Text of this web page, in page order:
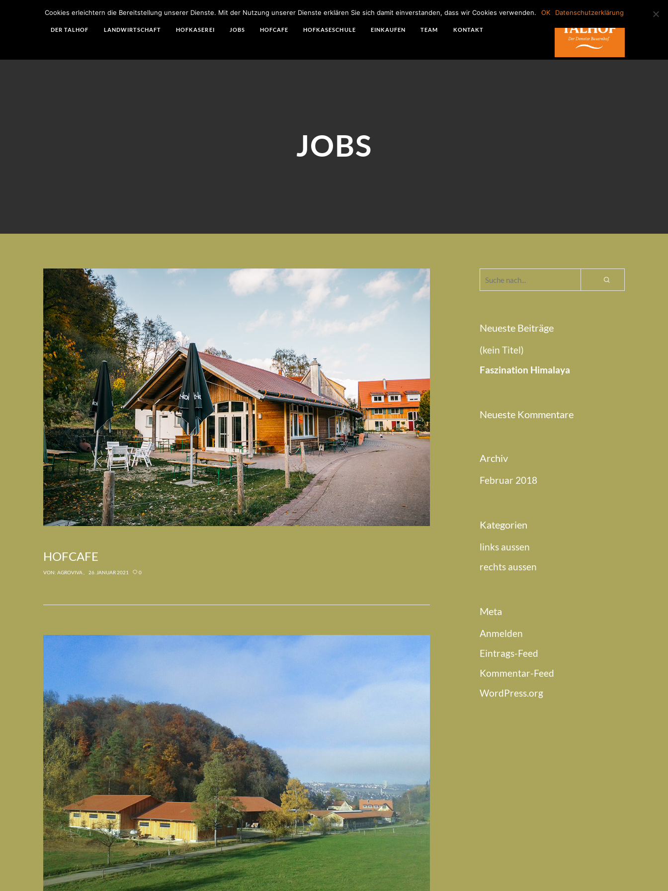
DER TALHOF LANDWIRTSCHAFT HOFKÄSEREI JOBS HOFCAFÉ HOFKÄSESCHULE EINKAUFEN TEAM KONTAKT
JOBS
HOFCAFE
VON: AGROVIVA 26. JANUAR 2021 0
Neueste Beiträge
(kein Titel)
Faszination Himalaya
Neueste Kommentare
Archiv
Februar 2018
Kategorien
links aussen
rechts aussen
Meta
Anmelden
Eintrags-Feed
Kommentar-Feed
WordPress.org
Cookies erleichtern die Bereitstellung unserer Dienste. Mit der Nutzung unserer Dienste erklären Sie sich damit einverstanden, dass wir Cookies verwenden. OK Datenschutzerklärung